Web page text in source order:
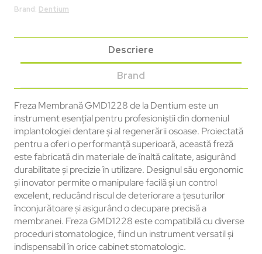
Brand: Dentium
Descriere
Brand
Freza Membrană GMD1228 de la Dentium este un
instrument esențial pentru profesioniștii din domeniul
implantologiei dentare și al regenerării osoase. Proiectată
pentru a oferi o performanță superioară, această freză
este fabricată din materiale de înaltă calitate, asigurând
durabilitate și precizie în utilizare. Designul său ergonomic
și inovator permite o manipulare facilă și un control
excelent, reducând riscul de deteriorare a țesuturilor
înconjurătoare și asigurând o decupare precisă a
membranei. Freza GMD1228 este compatibilă cu diverse
proceduri stomatologice, fiind un instrument versatil și
indispensabil în orice cabinet stomatologic.